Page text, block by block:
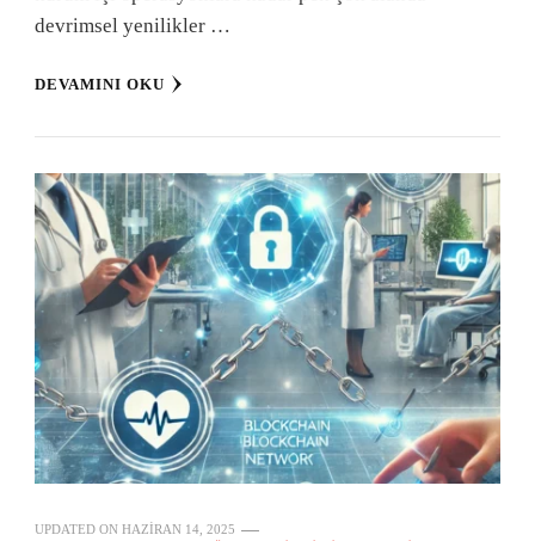
devrimsel yenilikler …
DEVAMINI OKU
UPDATED ON HAZIRAN 14, 2025